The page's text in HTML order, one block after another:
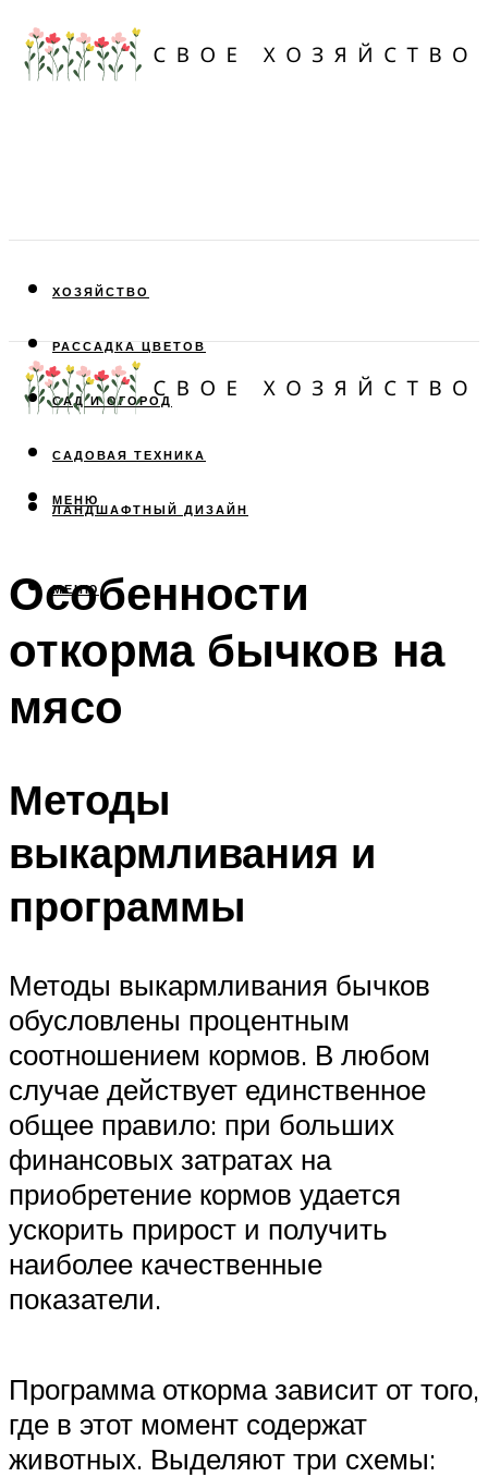
ХОЗЯЙСТВО
РАССАДКА ЦВЕТОВ
САД И ОГОРОД
САДОВАЯ ТЕХНИКА
ЛАНДШАФТНЫЙ ДИЗАЙН
МЕНЮ
МЕНЮ
Особенности
откорма бычков на
мясо
Методы
выкармливания и
программы
Методы выкармливания бычков
обусловлены процентным
соотношением кормов. В любом
случае действует единственное
общее правило: при больших
финансовых затратах на
приобретение кормов удается
ускорить прирост и получить
наиболее качественные
показатели.
Программа откорма зависит от того,
где в этот момент содержат
животных. Выделяют три схемы: